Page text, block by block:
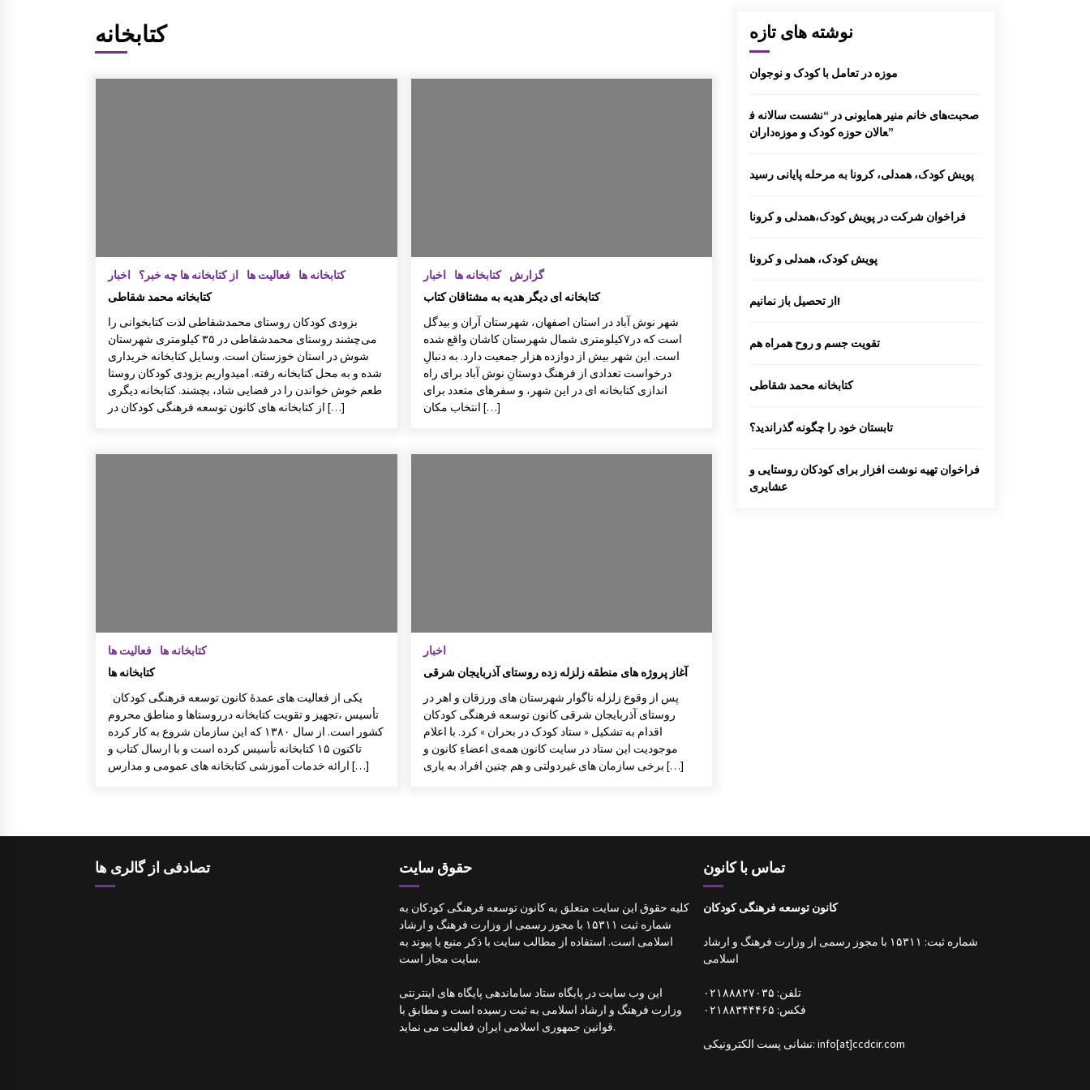
گزارش سفر لرستان
– فرهنگی در روستا
بر گزاری دوره آموزشی شناخت قصه و
نمایشگاه نقاشی روی سفال به نفع کانو
انتخاب عضو کتابخانه کلنگانه بعنوان کتاب
دار نمونه
کتابخانه
اخبار از کتابخانه ها چه خبر؟ فعالیت ها
کتابخانه ها
کتابخانه محمد شقاطی
بزودی کودکان روستای محمدشقاطی لذت کتابخوانی را
می‌چشند روستای محمدشقاطی در ۳۵ کیلومتری شهرستان
شوش در استان خوزستان است. وسایل کتابخانه خریداری
شده و به محل کتابخانه رفته. امیدواریم بزودی کودکان روستا
طعم خوش خواندن را در فضایی شاد، بچشند. کتابخانه دیگری
از کتابخانه های کانون توسعه فرهنگی کودکان در […]
اخبار کتابخانه ها
گزارش
کتابخانه ای دیگر هدیه به مشتاقان کتاب
شهر نوش آباد در استان اصفهان، شهرستان آران و بیدگل
است که در۷کیلومتری شمال شهرستان کاشان واقع شده
است. این شهر بیش از دوازده هزار جمعیت دارد. به دنبالِ
درخواست تعدادی از فرهنگ دوستانِ نوش آباد برای راه
اندازی کتابخانه ای در این شهر، و سفرهای متعدد برای
انتخاب مکان […]
فعالیت ها
کتابخانه ها
کتابخانه ها
تأسیس ،‌تجهیز و تقويت كتابخانه درروستاها و مناطق محروم
كشور است. از سال ١٣٨٠ كه این سازمان شروع به كار كرده
تاکنون ۱۵ کتابخانه تأس‍یس کرده است و با ارسال كتاب و
ارائه خدمات آموزشی كتابخانه های عمومی و مدارس […]
اخبار
آغاز پروژه های منطقه زلزله زده روستای آذربایجان شرقی
پس از وقوع زلزله ناگوار شهرستان های ورزقان و اهر در
روستای آذربایجان شرقی کانون توسعه فرهنگی کودکان
اقدام به تشکیل « ستاد کودک در بحران » کرد. با اعلام
موجودیت این ستاد در سایت کانون همه‌ی اعضاءِ کانون و
برخی سازمان های غیردولتی و هم چنین افراد به یاری […]
نوشته های تازه
موزه در تعامل با کودک و نوجوان
صحبت‌های خانم منیر همایونی در “نشست سالانه ف
عالان حوزه کودک و موزه‌داران”
پویش کودک، همدلی، کرونا به مرحله پایانی رسید
فراخوان شرکت در پویش کودک،همدلی و کرونا
پویش کودک، همدلی و کرونا
از تحصیل باز نمانیم!
تقویت جسم و روح همراه هم
کتابخانه محمد شقاطی
تابستان خود را چگونه گذراندید؟
فراخوان تهیه نوشت افزار برای کودکان روستایی و
عشایری
تصادفی از گالری ها حقوق سایت
کلیه حقوق این سایت متعلق به کانون توسعه فرهنگی کودکان به
شماره ثبت ۱۵۳۱۱ با مجوز رسمی از وزارت فرهنگ و ارشاد
اسلامی است. استفاده از مطالب سایت با ذکر منبع یا پیوند به
سایت مجاز است.
این وب سایت در پایگاه ستاد ساماندهی پایگاه های اینترنتی
وزارت فرهنگ و ارشاد اسلامی به ثبت رسیده است و مطابق با
قوانین جمهوری اسلامی ایران فعالیت می نماید.
تماس با کانون
کانون توسعه فرهنگی کودکان
شماره ثبت: ۱۵۳۱۱ با مجوز رسمی از وزارت فرهنگ و ارشاد
اسلامی
تلفن: ۰۲۱۸۸۸۲۷۰۳۵
فکس: ۰۲۱۸۸۳۴۴۴۶۵
نشانی پست الکترونیکی: info[at]ccdcir.com